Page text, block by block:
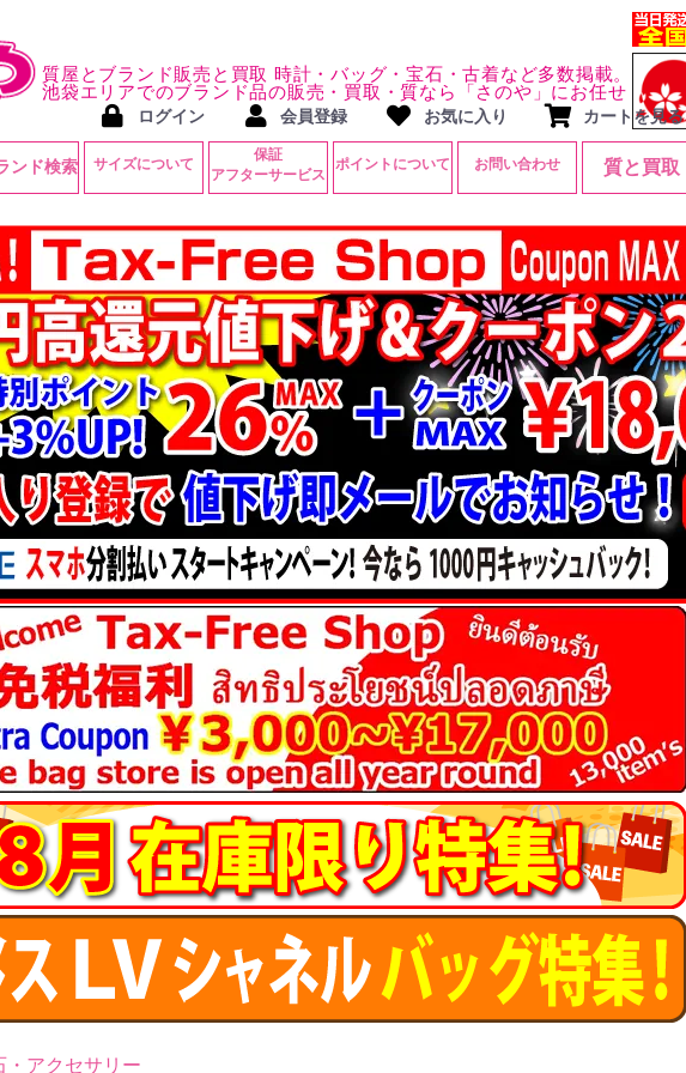
質屋とブランド販売と買取 時計・バッグ・宝石・古着など多数掲載。
池袋エリアでのブランド品の販売・買取・質なら「さのや」にお任せ
ログイン 会員登録 お気に入り カートを見る
ンド検索 サイズについて
保証
アフターサービス
ポイントについて お問い合わせ 質と買取
・アクセサリー